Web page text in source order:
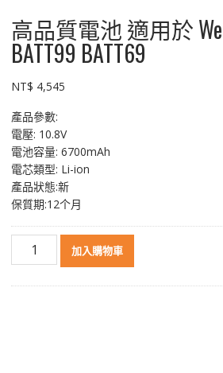
高品質電池 適用於
BATT99 BATT69
NT$ 4,545
產品參數:
電壓: 10.8V
電池容量: 6700mAh
電芯類型: Li-ion
產品狀態:新
保質期:12个月
加入購物車